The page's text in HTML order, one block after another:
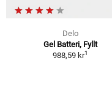
Delo
Gel Batteri, Fyllt
988,59 kr1